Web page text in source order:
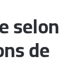
selon
de